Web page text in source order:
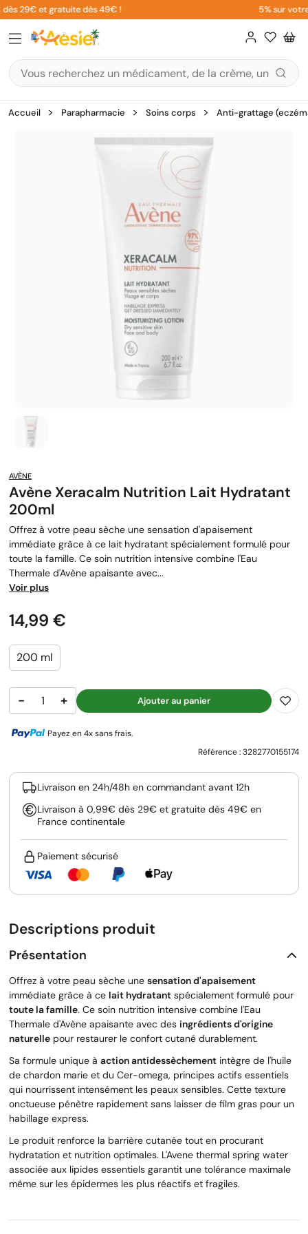
Aller
au
contenu
29€ et gratuite dès 49€ ! 5% sur
Accueil Parapharmacie Soins corps Anti-grattage
AVÈNE
Avène Xeracalm Nutrition Lait Hydratant
200ml
Offrez à votre peau sèche une sensation d'apaisement
immédiate grâce à ce lait hydratant spécialement formulé pour
toute la famille. Ce soin nutrition intensive combine l'Eau
Thermale d'Avène apaisante avec...
Voir plus
Prix
14,99 €
200 ml
− + Ajouter au panier
Payez en 4x sans frais.
Référence :3282770155174
Livraison en 24h/48h en commandant avant 12h
Livraison à 0,99€ dès 29€ et gratuite dès 49€ en
France continentale
Paiement sécurisé
Descriptions produit
Présentation
Offrez à votre peau sèche une sensation d'apaisement
immédiate grâce à ce lait hydratant spécialement formulé pour
toute la famille. Ce soin nutrition intensive combine l'Eau
Thermale d'Avène apaisante avec des ingrédients d'origine
naturelle pour restaurer le confort cutané durablement.
Sa formule unique à action antidessèchement intègre de l'huile
de chardon marie et du Cer-omega, principes actifs essentiels
qui nourrissent intensément les peaux sensibles. Cette texture
onctueuse pénètre rapidement sans laisser de film gras pour un
habillage express.
Le produit renforce la barrière cutanée tout en procurant
hydratation et nutrition optimales. L'Avene thermal spring water
associée aux lipides essentiels garantit une tolérance maximale
même sur les épidermes les plus réactifs et fragiles.